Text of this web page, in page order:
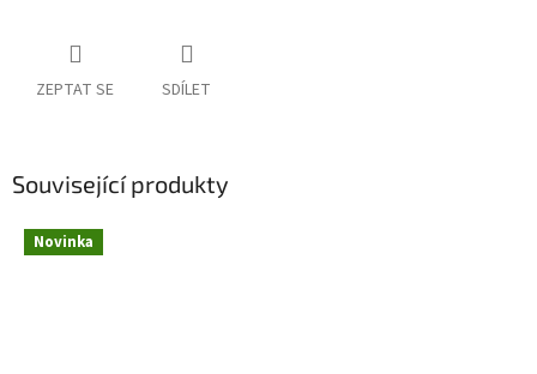
ZEPTAT SE SDÍLET
Související produkty
Novinka